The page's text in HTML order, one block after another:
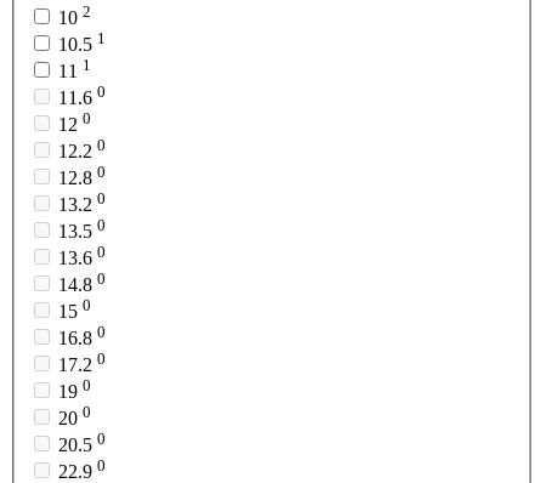
10 2
10.5 1
11 1
11.6 0
12 0
12.2 0
12.8 0
13.2 0
13.5 0
13.6 0
14.8 0
15 0
16.8 0
17.2 0
19 0
20 0
20.5 0
22.9 0